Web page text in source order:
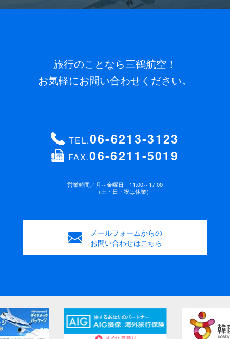
旅行のことなら三鶴航空！
お気軽にお問い合わせください。
TEL.06-6213-3123
FAX.06-6211-5019
営業時間／月～金曜日 11:00～17:00
（土・日・祝は休業）
メールフォームからの
お問い合わせはこちら